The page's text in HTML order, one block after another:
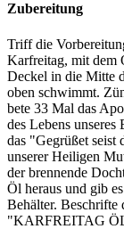
Zubereitung
Triff die
Karfreitag, mit dem
Deckel in die Mitte
oben schwimmt.
bete 33 Mal das
des Lebens
das "Gegrüßet
unserer Heiligen
der brennende
Öl heraus und gib
Behälter.
"KARFREITAG